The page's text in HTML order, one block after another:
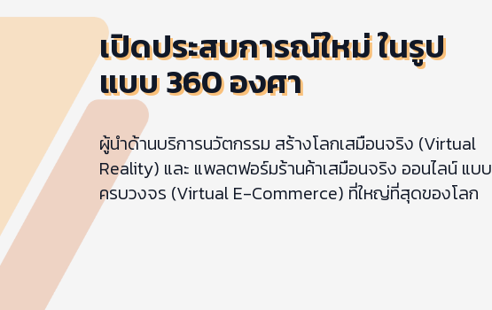
เปิดประสบการณ์ใหม่ ในรูป
แบบ 360 องศา
ผู้นำด้านบริการนวัตกรรม สร้างโลกเสมือนจริง (Virtual
Reality) และ แพลตฟอร์มร้านค้าเสมือนจริง ออนไลน์ แบบ
ครบวงจร (Virtual E-Commerce) ที่ใหญ่ที่สุดของโลก